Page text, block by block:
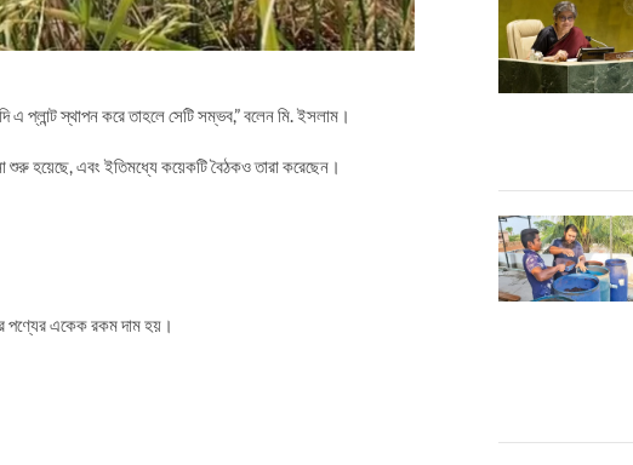
প্লান্ট স্থাপন করে তাহলে সেটি সম্ভব,” বলেন মি. ইসলাম।
শুরু হয়েছে, এবং ইতিমধ্যে কয়েকটি বৈঠকও তারা করেছেন।
পণ্যের একেক রকম দাম হয়।